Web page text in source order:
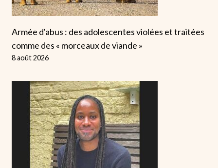
Armée d'abus : des adolescentes violées et traitées
comme des « morceaux de viande »
8 août 2026